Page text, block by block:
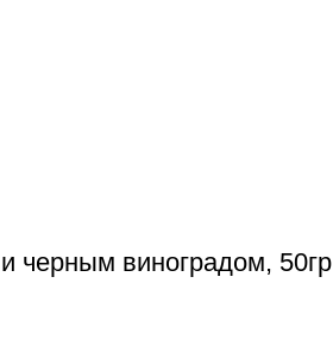
черным виноградом, 50гр